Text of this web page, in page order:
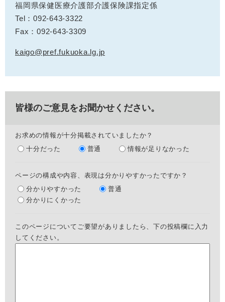
福岡県保健医療介護部介護保険課指定係
Tel：092-643-3322
Fax：092-643-3309
kaigo@pref.fukuoka.lg.jp
皆様のご意見をお聞かせください。
お求めの情報が十分掲載されていましたか？
十分だった
普通 情報が足りなかった
ページの構成や内容、表現は分かりやすかったですか？
分かりやすかった
普通
分かりにくかった
このページについてご要望がありましたら、下の投稿欄に入力
してください。